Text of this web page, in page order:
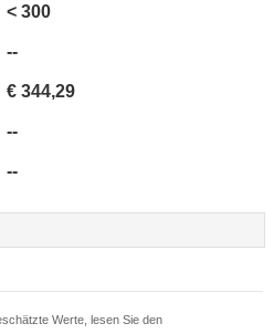
< 300
--
€ 344,29
--
--
Werte, lesen Sie den